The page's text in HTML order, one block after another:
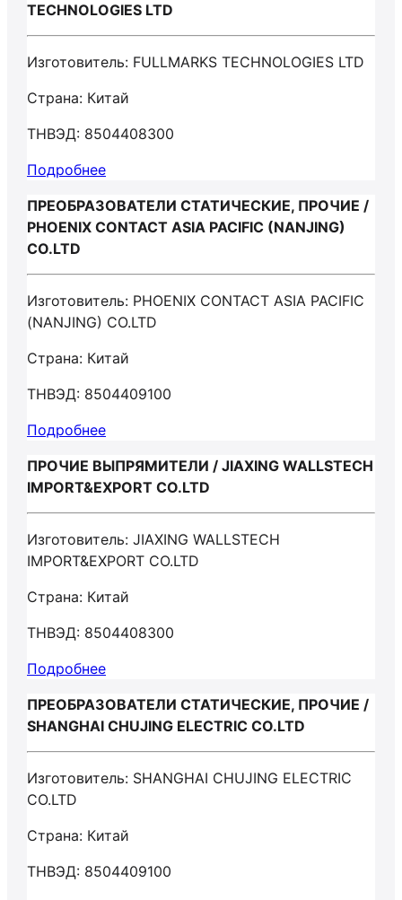
TECHNOLOGIES LTD
Изготовитель: FULLMARKS TECHNOLOGIES LTD
Страна: Китай
ТНВЭД: 8504408300
Подробнее
ПРЕОБРАЗОВАТЕЛИ СТАТИЧЕСКИЕ, ПРОЧИЕ /
PHOENIX CONTACT ASIA PACIFIC (NANJING)
CO.LTD
Изготовитель: PHOENIX CONTACT ASIA PACIFIC
(NANJING) CO.LTD
Страна: Китай
ТНВЭД: 8504409100
Подробнее
ПРОЧИЕ ВЫПРЯМИТЕЛИ / JIAXING WALLSTECH
IMPORT&EXPORT CO.LTD
Изготовитель: JIAXING WALLSTECH
IMPORT&EXPORT CO.LTD
Страна: Китай
ТНВЭД: 8504408300
Подробнее
ПРЕОБРАЗОВАТЕЛИ СТАТИЧЕСКИЕ, ПРОЧИЕ /
SHANGHAI CHUJING ELECTRIC CO.LTD
Изготовитель: SHANGHAI CHUJING ELECTRIC
CO.LTD
Страна: Китай
ТНВЭД: 8504409100